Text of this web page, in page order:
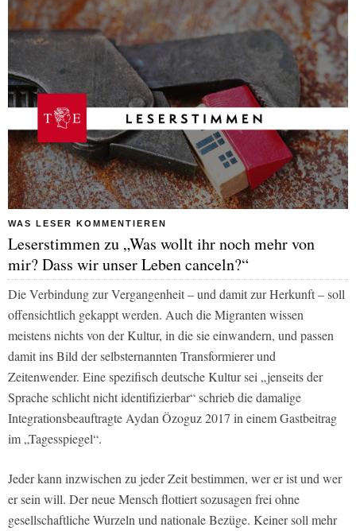
WAS LESER KOMMENTIEREN
Leserstimmen zu „Was wollt ihr noch mehr von
mir? Dass wir unser Leben canceln?“
Die Verbindung zur Vergangenheit – und damit zur Herkunft – soll
offensichtlich gekappt werden. Auch die Migranten wissen
meistens nichts von der Kultur, in die sie einwandern, und passen
damit ins Bild der selbsternannten Transformierer und
Zeitenwender. Eine spezifisch deutsche Kultur sei „jenseits der
Sprache schlicht nicht identifizierbar“ schrieb die damalige
Integrationsbeauftragte Aydan Özoguz 2017 in einem Gastbeitrag
im „Tagesspiegel“.
Jeder kann inzwischen zu jeder Zeit bestimmen, wer er ist und wer
er sein will. Der neue Mensch flottiert sozusagen frei ohne
gesellschaftliche Wurzeln und nationale Bezüge. Keiner soll mehr